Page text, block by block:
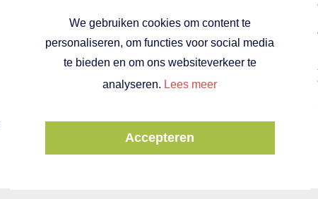
We gebruiken cookies om content te
personaliseren, om functies voor social media
te bieden en om ons websiteverkeer te
analyseren. Lees meer
Accepteren
Koninkrijk, dan is het belangrijk
om enkele voorbereidingen te
treffen. Zo kunt u de Brexit Impact
Scan uitvoeren en daarnaast dient
Cijfer10 vertelt u er graag meer
informatie over.